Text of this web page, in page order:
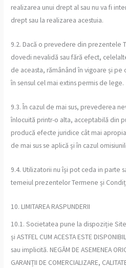
realizarea unui drept al sau nu va fi
drept sau la realizarea acestuia.
9.2. Dacă o prevedere din prezentele
dovedi nevalidă sau fără efect,
de aceasta, rămânând în vigoare și
în sensul cel mai extins permis de lege.
9.3. În cazul de mai sus, prevederea
înlocuită printr-o alta, acceptabilă din
producă efecte juridice cât mai
de mai sus se aplică și în cazul
9.4. Utilizatorii nu își pot ceda in parte
temeiul prezentelor Termene și
10. LIMITAREA RASPUNDERII
10.1. Societatea pune la dispoziție Site-
și ASTFEL CUM ACESTA ESTE
sau implicită. NEGĂM DE ASEMENEA
GARANȚII DE COMERCIALIZARE,